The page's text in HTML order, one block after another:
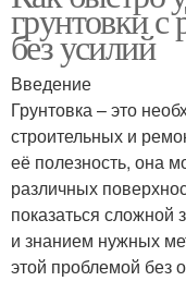
грунтовки с
без усилий
Введение
Грунтовка – это
строительных и
её полезность, она
различных
показаться
и знанием нужных
этой проблемой без